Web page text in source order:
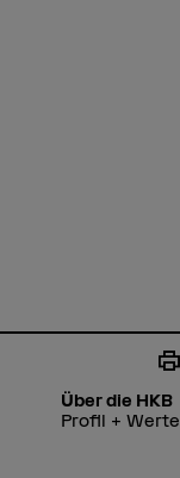
Über die HKB
Profil + Werte